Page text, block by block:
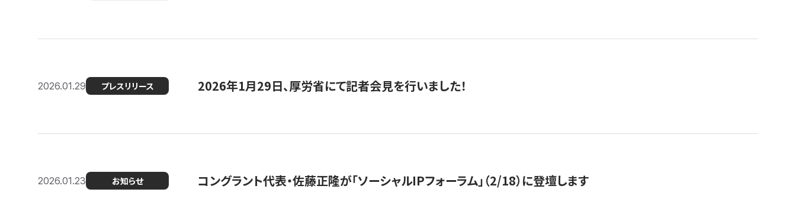
2026.01.29 プレスリリース 2026年1月29日、厚労省にて記者会見を行いました！
2026.01.23 お知らせ コングラント代表・佐藤正隆が「ソーシャルIPフォーラム」（2/18）に登壇します